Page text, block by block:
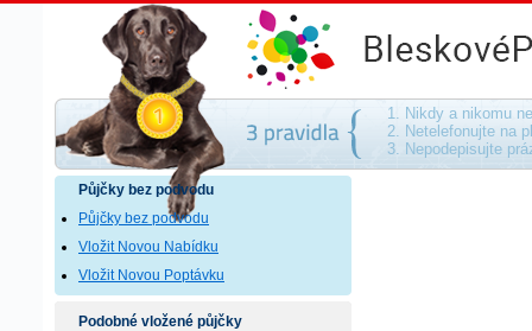
Půjčky bez podvodu - na směnku, bez
1. Nikdy a nikomu
2. Netelefonujte na
3. Nepodepisujte
Půjčky bez podvodu
Půjčky bez podvodu
Vložit Novou Nabídku
Vložit Novou Poptávku
Podobné vložené půjčky